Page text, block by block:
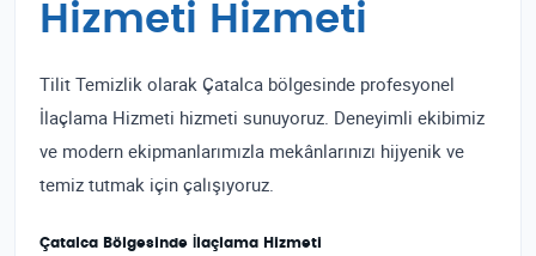
Hizmeti Hizmeti
Tilit Temizlik olarak Çatalca bölgesinde profesyonel
İlaçlama Hizmeti hizmeti sunuyoruz. Deneyimli ekibimiz
ve modern ekipmanlarımızla mekânlarınızı hijyenik ve
temiz tutmak için çalışıyoruz.
Çatalca Bölgesinde İlaçlama Hizmeti